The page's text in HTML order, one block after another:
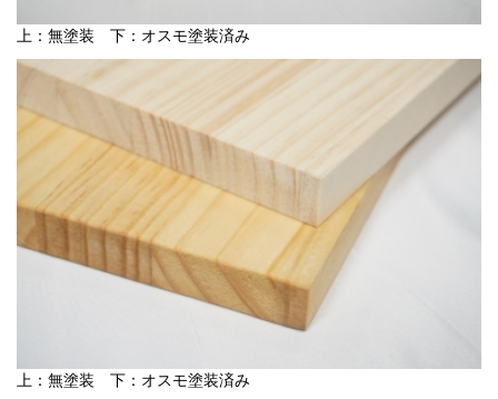
上：無塗装 下：オスモ塗装済み
上：無塗装 下：オスモ塗装済み